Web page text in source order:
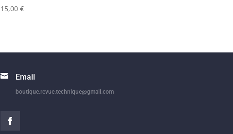
15,00 €
 Email
boutique.revue.technique@gmail.com